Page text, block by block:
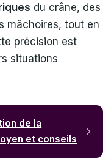
du crâne, des
mâchoires, tout en
précision est
situations
de la
et conseils